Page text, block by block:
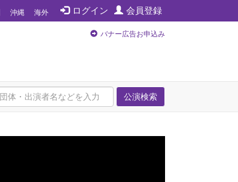
ログイン 会員登録
沖縄 海外
バナー広告お申込み
公演検索